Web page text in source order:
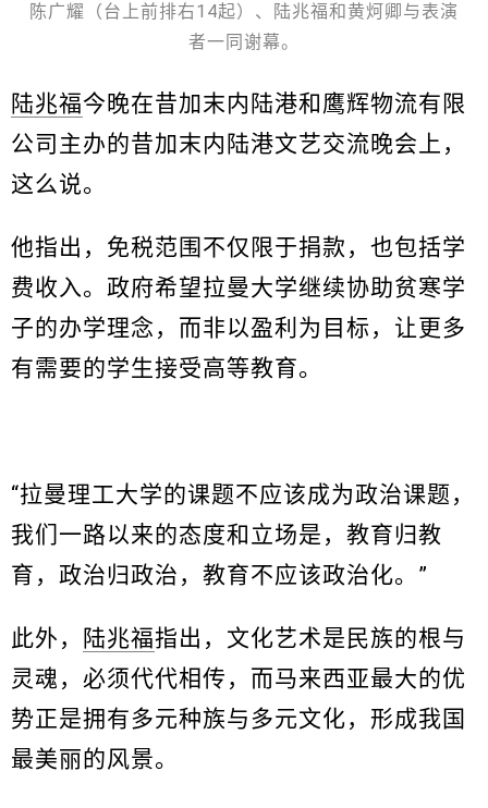
陈广耀（台上前排右14起）、陆兆福和黄炣卿与表演
者一同谢幕。
陆兆福今晚在昔加末内陆港和鹰辉物流有限
公司主办的昔加末内陆港文艺交流晚会上，
这么说。
他指出，免税范围不仅限于捐款，也包括学
费收入。政府希望拉曼大学继续协助贫寒学
子的办学理念，而非以盈利为目标，让更多
有需要的学生接受高等教育。
“拉曼理工大学的课题不应该成为政治课题，
我们一路以来的态度和立场是，教育归教
育，政治归政治，教育不应该政治化。”
此外， 陆兆福指出，文化艺术是民族的根与
灵魂，必须代代相传，而马来西亚最大的优
势正是拥有多元种族与多元文化，形成我国
最美丽的风景。